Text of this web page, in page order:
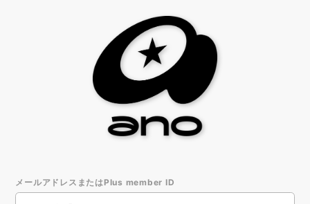
メールアドレスまたはPlus member ID